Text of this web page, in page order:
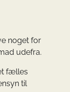
noget for
udefra.
fælles
til